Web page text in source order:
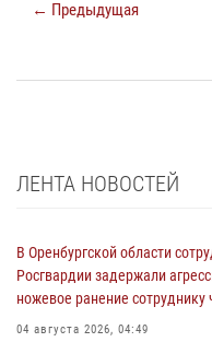
← Предыдущая
ЛЕНТА НОВОСТЕЙ
В Оренбургской области
Росгвардии задержали
ножевое ранение сотруднику
04 августа 2026, 04:49